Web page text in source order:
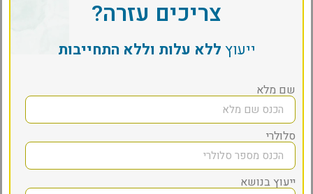
צריכים עזרה?
ייעוץללא עלות וללא התחייבות
שם מלא
סלולרי
ייעוץ בנושא